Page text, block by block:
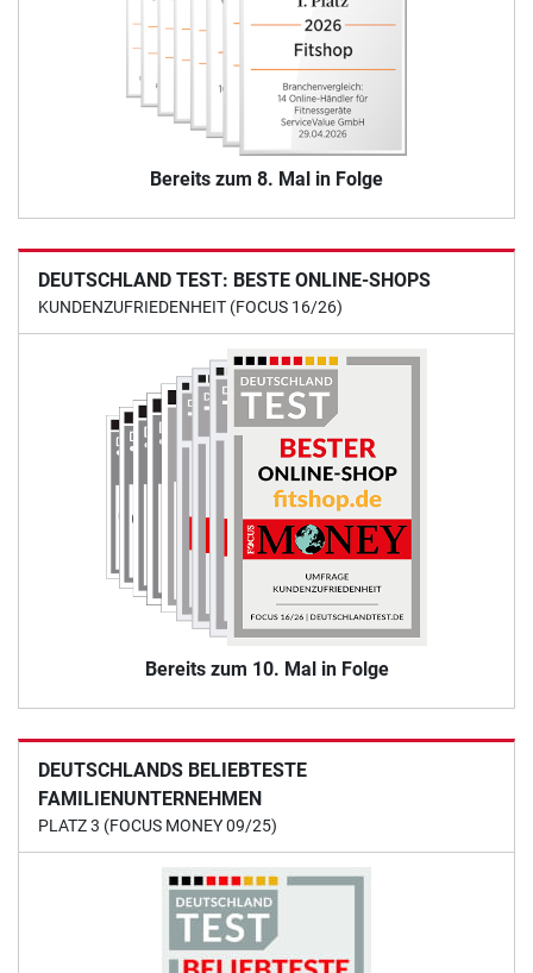
Bereits zum 8. Mal in Folge
DEUTSCHLAND TEST: BESTE ONLINE-SHOPS
KUNDENZUFRIEDENHEIT (FOCUS 16/26)
Bereits zum 10. Mal in Folge
DEUTSCHLANDS BELIEBTESTE
FAMILIENUNTERNEHMEN
PLATZ 3 (FOCUS MONEY 09/25)